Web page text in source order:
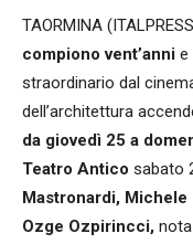
TAORMINA
compiono vent’anni e
straordinario dal
dell’architettura
da giovedì 25 a
Teatro Antico sabato
Mastronardi, Michele
Ozge Ozpirincci,